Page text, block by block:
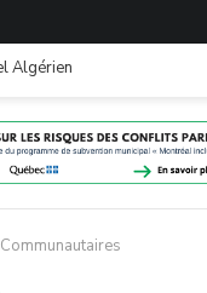
Communautaires